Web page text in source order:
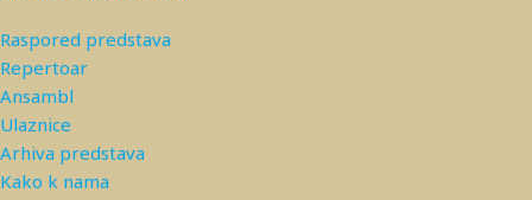
Raspored predstava
Repertoar
Ansambl
Ulaznice
Arhiva predstava
Kako k nama